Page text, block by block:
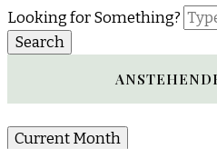
Looking for Something?
Current Month